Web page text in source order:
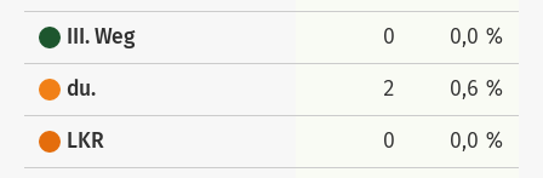
III. Weg 0 0,0 %
du. 2 0,6 %
LKR 0 0,0 %